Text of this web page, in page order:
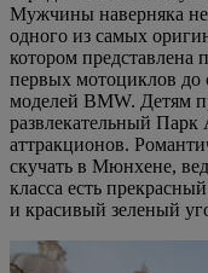
Мужчины наверняка не
одного из самых
котором представлена
первых мотоциклов
моделей BMW. Детям
развлекательный
аттракционов.
скучать в Мюнхене,
класса есть
и красивый зеленый